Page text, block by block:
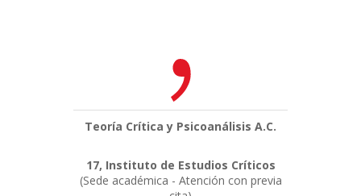
Teoría Crítica y Psicoanálisis A.C.
17, Instituto de Estudios Críticos
(Sede académica - Atención con previa